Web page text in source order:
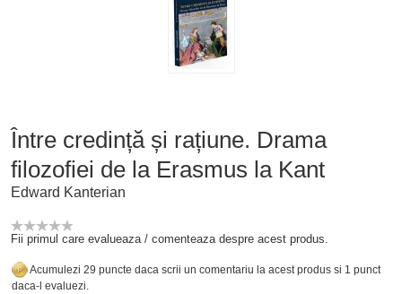
Între credință și rațiune. Drama
filozofiei de la Erasmus la Kant
Edward Kanterian
Fii primul care evalueaza / comenteaza despre acest produs.
Acumulezi 29 puncte daca scrii un comentariu la acest produs si 1 punct
daca-l evaluezi.